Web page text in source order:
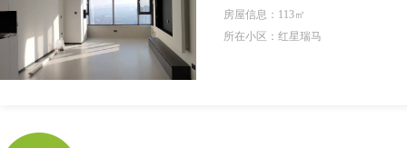
房屋信息： 113㎡
所在小区：红星瑞马